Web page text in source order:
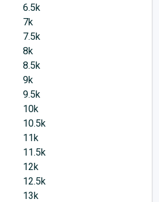
6.5k
7k
7.5k
8k
8.5k
9k
9.5k
10k
10.5k
11k
11.5k
12k
12.5k
13k